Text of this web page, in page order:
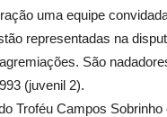
uma equipe
representadas na
São
(juvenil 2).
Troféu Campos